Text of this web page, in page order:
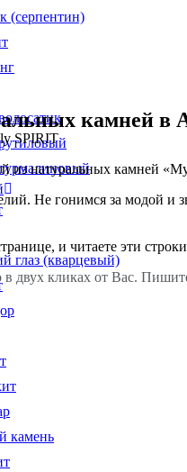
(серпентин)
глаз (кварцевый)
камень
камней в
SPIRIT
натуральных камней
Не гонимся за модой и
и читаете эти
двух кликах от Вас.